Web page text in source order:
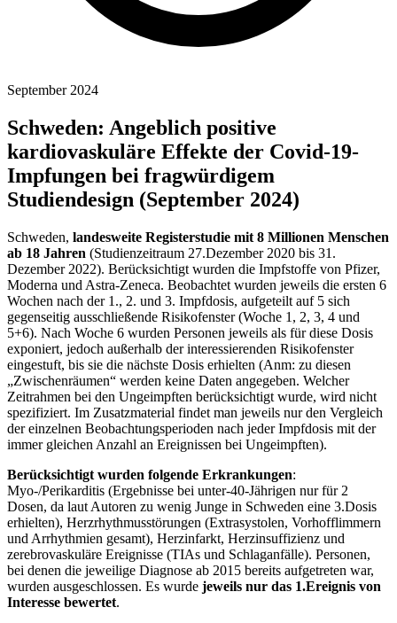
September 2024
Schweden: Angeblich positive
kardiovaskuläre Effekte der Covid-19-
Impfungen bei fragwürdigem
Studiendesign (September 2024)
Schweden, landesweite Registerstudie mit 8 Millionen Menschen
ab 18 Jahren (Studienzeitraum 27.Dezember 2020 bis 31.
Dezember 2022). Berücksichtigt wurden die Impfstoffe von Pfizer,
Moderna und Astra-Zeneca. Beobachtet wurden jeweils die ersten 6
Wochen nach der 1., 2. und 3. Impfdosis, aufgeteilt auf 5 sich
gegenseitig ausschließende Risikofenster (Woche 1, 2, 3, 4 und
5+6). Nach Woche 6 wurden Personen jeweils als für diese Dosis
exponiert, jedoch außerhalb der interessierenden Risikofenster
eingestuft, bis sie die nächste Dosis erhielten (Anm: zu diesen
„Zwischenräumen“ werden keine Daten angegeben. Welcher
Zeitrahmen bei den Ungeimpften berücksichtigt wurde, wird nicht
spezifiziert. Im Zusatzmaterial findet man jeweils nur den Vergleich
der einzelnen Beobachtungsperioden nach jeder Impfdosis mit der
immer gleichen Anzahl an Ereignissen bei Ungeimpften).
Berücksichtigt wurden folgende Erkrankungen:
Myo-/Perikarditis (Ergebnisse bei unter-40-Jährigen nur für 2
Dosen, da laut Autoren zu wenig Junge in Schweden eine 3.Dosis
erhielten), Herzrhythmusstörungen (Extrasystolen, Vorhofflimmern
und Arrhythmien gesamt), Herzinfarkt, Herzinsuffizienz und
zerebrovaskuläre Ereignisse (TIAs und Schlaganfälle). Personen,
bei denen die jeweilige Diagnose ab 2015 bereits aufgetreten war,
wurden ausgeschlossen. Es wurde jeweils nur das 1.Ereignis von
Interesse bewertet.